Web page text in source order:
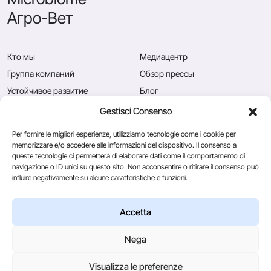
Gestisci Consenso
Per fornire le migliori esperienze, utilizziamo tecnologie come i cookie per
memorizzare e/o accedere alle informazioni del dispositivo. Il consenso a
queste tecnologie ci permetterà di elaborare dati come il comportamento di
navigazione o ID unici su questo sito. Non acconsentire o ritirare il consenso può
influire negativamente su alcune caratteristiche e funzioni.
Accetta
Nega
Visualizza le preferenze
Агро-Вет
Кто мы
Группа компаний
Устойчивое развитие
Медиацентр
Обзор прессы
Блог
Вакансии
Caglificio Clerici
Ingredients
Via Manzoni, 29/A 22071 Cadorago (Co) - P.IVA 01543570137